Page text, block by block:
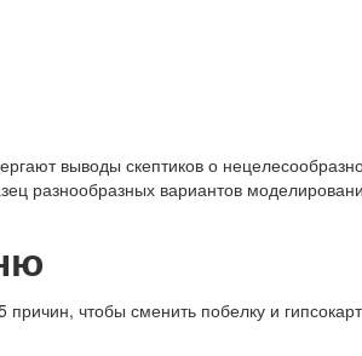
выводы скептиков о
разнообразных вариантов
чтобы сменить побелку и